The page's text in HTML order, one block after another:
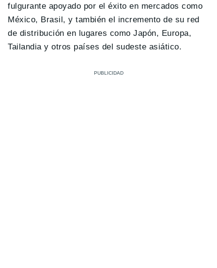
fulgurante apoyado por el éxito en mercados como
México, Brasil, y también el incremento de su red
de distribución en lugares como Japón, Europa,
Tailandia y otros países del sudeste asiático.